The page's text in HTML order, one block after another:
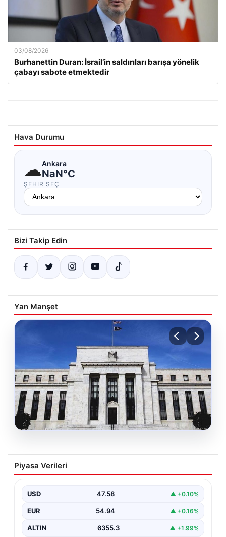
03/08/2026
Burhanettin Duran: İsrail’in saldırıları barışa yönelik
çabayı sabote etmektedir
Hava Durumu
☁Ankara
NaN°C
ŞEHIR SEÇ
Bizi Takip Edin
Yan Manşet
04.08.2026
Fed faizi sabit tuttu
Piyasa Verileri
USD 47.58 ▲ +0.10%
EUR 54.94 ▲ +0.16%
ALTIN 6355.3 ▲ +1.99%